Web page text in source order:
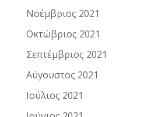
Νοέμβριος 2021
Οκτώβριος 2021
Σεπτέμβριος 2021
Αύγουστος 2021
Ιούλιος 2021